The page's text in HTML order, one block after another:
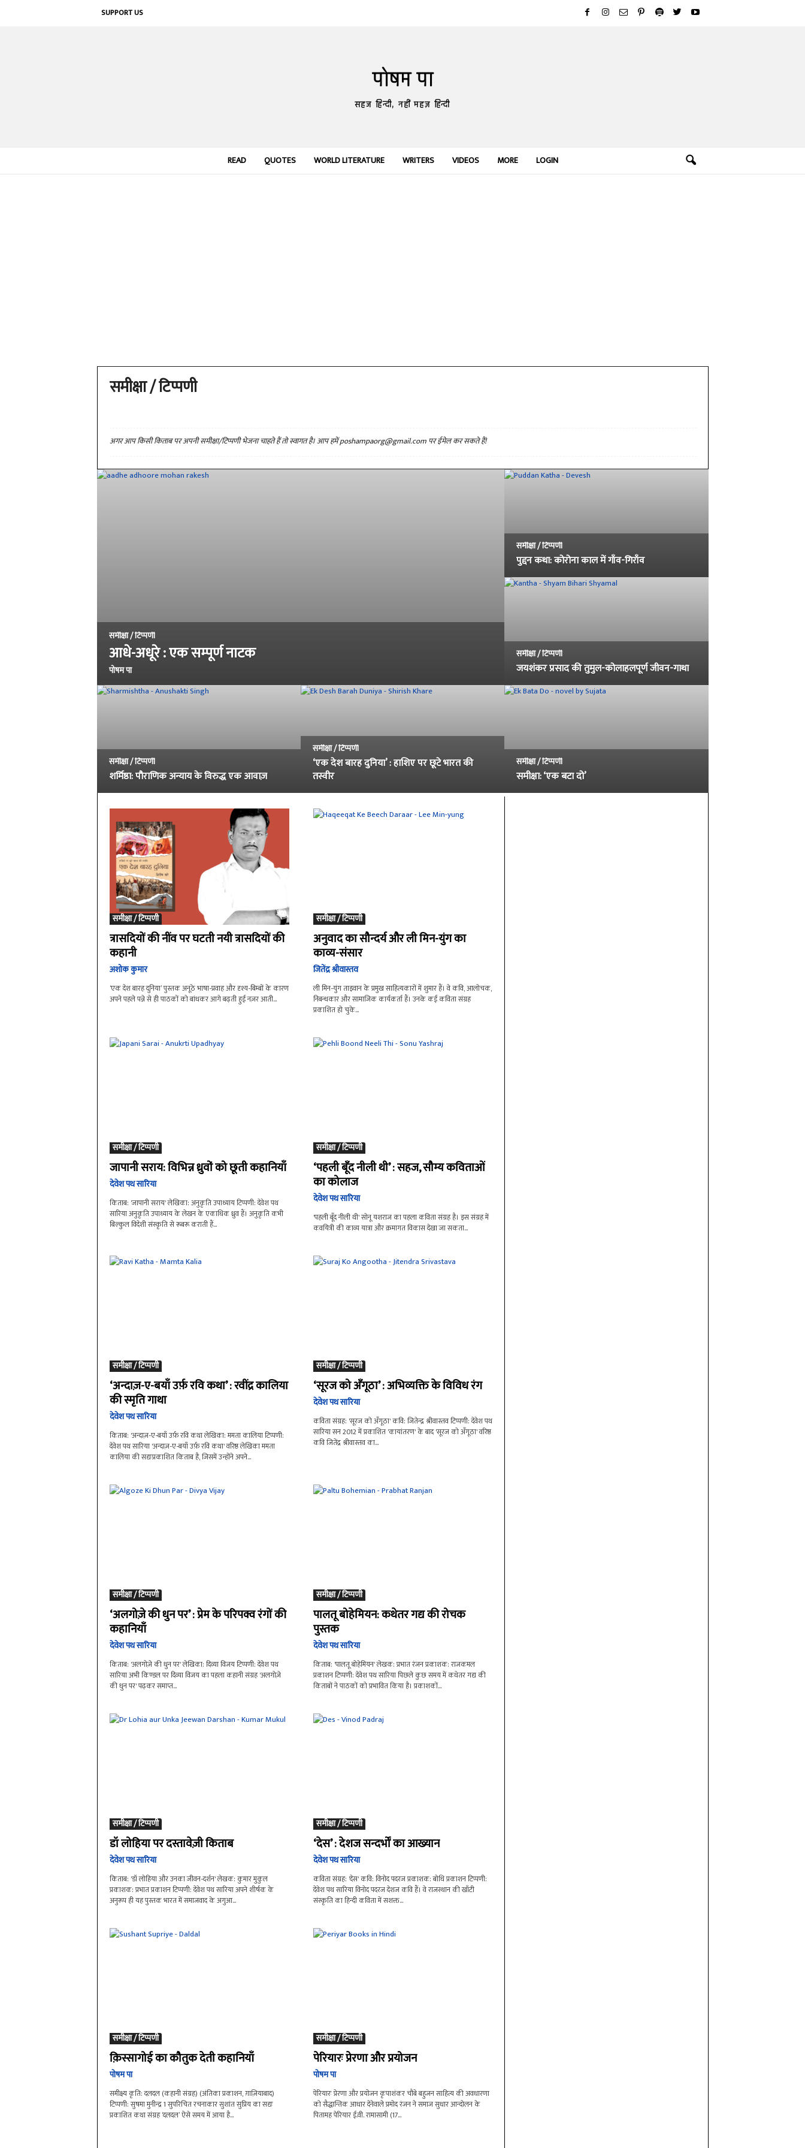
SUPPORT US
पोषम पा
सहज हिन्दी, नहीं महज़ हिन्दी
READ QUOTES WORLD LITERATURE WRITERS VIDEOS MORE LOGIN
समीक्षा / टिप्पणी
बाल कविता
बाल कहानी बाल साहित्य भाषण यात्रा वृत्तांत रेखाचित्र
लप्रेक
लेख लोककथा लोकगीत व्यंग्य शब्दचित्र समीक्षा / टिप्पणी सवैया संस्मरण
अगर आप किसी किताब पर अपनी समीक्षा/टिप्पणी भेजना चाहते हैं तो स्वागत है। आप हमेंposhampaorg@gmail.comपर ईमेल कर सकते हैं!
समीक्षा / टिप्पणी
आधे-अधूरे : एक सम्पूर्ण नाटक
पोषम पा
समीक्षा / टिप्पणी
पुद्दन कथा: कोरोना काल में गाँव-गिराँव
समीक्षा / टिप्पणी
जयशंकर प्रसाद की तुमुल-कोलाहलपूर्ण जीवन-गाथा
समीक्षा / टिप्पणी
शर्मिष्ठा: पौराणिक अन्याय के विरुद्ध एक आवाज़
समीक्षा / टिप्पणी
‘एक देश बारह दुनिया’ : हाशिए पर छूटे भारत की
तस्वीर
समीक्षा / टिप्पणी
समीक्षा: ‘एक बटा दो’
समीक्षा / टिप्पणी
त्रासदियों की नींव पर घटती नयी त्रासदियों की
कहानी
अशोक कुमार
‘एक देश बारह दुनिया’ पुस्तक अनूठे भाषा-प्रवाह और दृश्य-बिम्बों के कारण
अपने पहले पन्ने से ही पाठकों को बांधकर आगे बढ़ती हुई नज़र आती...
समीक्षा / टिप्पणी
अनुवाद का सौन्दर्य और ली मिन-युंग का
काव्य-संसार
जितेंद्र श्रीवास्तव
ली मिन-युंग ताइवान के प्रमुख साहित्यकारों में शुमार हैं। वे कवि, आलोचक,
निबन्धकार और सामाजिक कार्यकर्ता हैं। उनके कई कविता संग्रह
प्रकाशित हो चुके...
समीक्षा / टिप्पणी
जापानी सराय: विभिन्न ध्रुवों‌ को छूती कहानियाँ
देवेश पथ सारिया
किताब: 'जापानी सराय' लेखिका: अनुकृति उपाध्याय टिप्पणी: देवेश पथ
सारिया अनुकृति उपाध्याय ‌के लेखन के एकाधिक ध्रुव हैं। अनुकृति कभी
बिल्कुल विदेशी संस्कृति से रूबरू कराती हैं...
समीक्षा / टिप्पणी
‘पहली बूँद नीली थी’ : सहज, सौम्य कविताओं
का कोलाज
देवेश पथ सारिया
'पहली बूँद नीली थी' सोनू यशराज का पहला कविता संग्रह है। इस संग्रह में
कवयित्री की काव्य यात्रा और क्रमागत विकास देखा जा सकता...
समीक्षा / टिप्पणी
‘अन्दाज़-ए-बयाँ उर्फ़ रवि कथा’ : रवींद्र कालिया
की स्मृति गाथा
देवेश पथ सारिया
किताब: 'अन्दाज़-ए-बयाँ उर्फ़ रवि कथा लेखिका: ममता कालिया टिप्पणी:
देवेश पथ सारिया 'अन्दाज़-ए-बयाँ उर्फ़ रवि कथा' वरिष्ठ लेखिका ममता
कालिया की सद्यःप्रकाशित किताब है, जिसमें उन्होंने अपने...
समीक्षा / टिप्पणी
‘सूरज को अँगूठा’ : अभिव्यक्ति के विविध रंग
देवेश पथ सारिया
कविता संग्रह: 'सूरज को अँगूठा' कवि: जितेन्द्र श्रीवास्तव टिप्पणी: देवेश पथ
सारिया सन 2012 में प्रकाशित 'कायांतरण' के बाद 'सूरज को अँगूठा' वरिष्ठ
कवि जितेंद्र श्रीवास्तव का...
समीक्षा / टिप्पणी
‘अलगोज़े की धुन पर’ : प्रेम के परिपक्व रंगों की
कहानियाँ
देवेश पथ सारिया
किताब: 'अलगोज़े की धुन पर' लेखिका: दिव्या विजय टिप्पणी: देवेश पथ
सारिया अभी किण्डल पर दिव्या विजय का पहला कहानी संग्रह 'अलगोज़े
की धुन पर' पढ़कर समाप्त...
समीक्षा / टिप्पणी
पालतू बोहेमियन: कथेतर गद्य की रोचक
पुस्तक
देवेश पथ सारिया
किताब: 'पालतू बोहेमियन' लेखक: प्रभात रंजन प्रकाशक: राजकमल
प्रकाशन टिप्पणी: देवेश पथ सारिया पिछले कुछ समय में कथेतर गद्य की
किताबों ने पाठकों को प्रभावित किया है। प्रकाशकों...
समीक्षा / टिप्पणी
डॉ लोहिया पर दस्तावेज़ी किताब
देवेश पथ सारिया
किताब: 'डॉ लोहिया और उनका जीवन-दर्शन' लेखक: कुमार मुकुल
प्रकाशक: प्रभात प्रकाशन टिप्पणी: देवेश पथ सारिया अपने शीर्षक के
अनुरूप ही यह पुस्तक भारत में समाजवाद के अगुआ...
समीक्षा / टिप्पणी
‘देस’ : देशज सन्दर्भों का आख्यान
देवेश पथ सारिया
कविता संग्रह: 'देस' कवि: विनोद पदरज प्रकाशक: बोधि प्रकाशन टिप्पणी:
देवेश पथ सारिया विनोद पदरज देशज कवि हैं। वे राजस्थान की खाँटी
संस्कृति का हिन्दी कविता में सशक्त...
समीक्षा / टिप्पणी
क़िस्सागोई का कौतुक देती कहानियाँ
पोषम पा
समीक्ष्य कृति: दलदल (कहानी संग्रह) (अंतिका प्रकाशन, ग़ाज़ियाबाद)
टिप्पणी: सुषमा मुनीन्द्र 1 सुपरिचित रचनाकार सुशांत सुप्रिय का सद्यः
प्रकाशित कथा संग्रह ‘दलदल’ ऐसे समय में आया है...
समीक्षा / टिप्पणी
पेरियारः प्रेरणा और प्रयोजन
पोषम पा
पेरियारः प्रेरणा और प्रयोजन कृपाशंकर चौबे बहुजन साहित्य की अवधारणा
को सैद्धान्तिक आधार देनेवाले प्रमोद रंजन ने समाज सुधार आन्दोलन के
पितामह पेरियार ई.वी. रामासामी (17...